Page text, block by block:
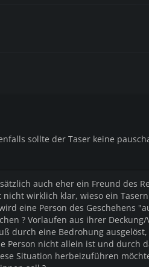
sollte der Taser keine
auch eher ein Freund des
wirklich klar, wieso ein
eine Person des Geschehens
? Vorlaufen aus ihrer Deckung/
durch eine Bedrohung ausgelöst,
Person nicht allein ist und durch
Situation herbeizuführen